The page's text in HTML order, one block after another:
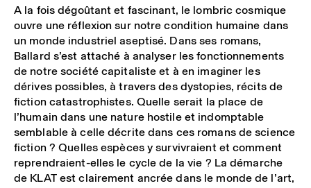
A la fois dégoûtant et fascinant, le lombric cosmique
ouvre une réflexion sur notre condition humaine dans
un monde industriel aseptisé. Dans ses romans,
Ballard s’est attaché à analyser les fonctionnements
de notre société capitaliste et à en imaginer les
dérives possibles, à travers des dystopies, récits de
fiction catastrophistes. Quelle serait la place de
l’humain dans une nature hostile et indomptable
semblable à celle décrite dans ces romans de science
fiction ? Quelles espèces y survivraient et comment
reprendraient-elles le cycle de la vie ? La démarche
de KLAT est clairement ancrée dans le monde de l’art,